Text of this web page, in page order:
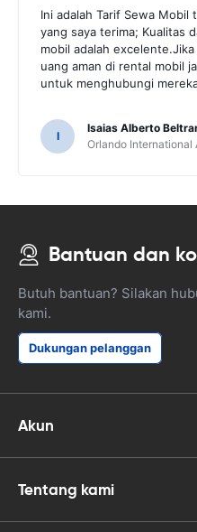
Ini adalah Tarif Sewa Mobil
yang saya terima; Kualitas
mobil adalah
uang aman di rental mobil
untuk menghubungi
I
Isaias Alberto
Orlando International
Bantuan dan
Butuh bantuan? Silakan
kami.
Dukungan pelanggan
Akun
Tentang kami